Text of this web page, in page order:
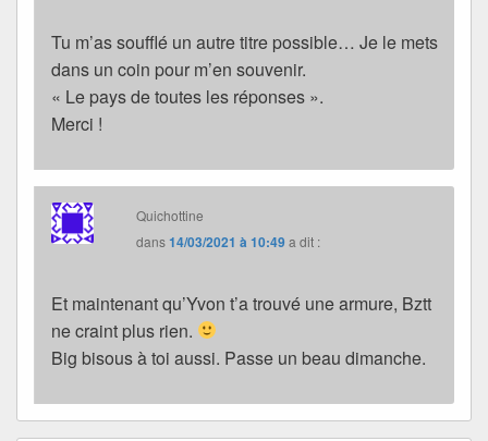
Tu m’as soufflé un autre titre possible… Je le mets
dans un coin pour m’en souvenir.
« Le pays de toutes les réponses ».
Merci !
Quichottine
dans14/03/2021 à 10:49a dit :
Et maintenant qu’Yvon t’a trouvé une armure, Bztt
ne craint plus rien.
Big bisous à toi aussi. Passe un beau dimanche.